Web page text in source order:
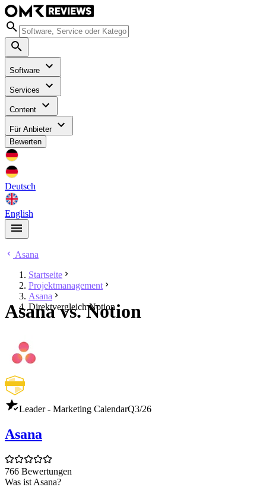
Software
Services
Content
Für Anbieter
Bewerten
Deutsch
English
Asana
Startseite
Projektmanagement
Asana
Direktvergleich Notion
Asana vs. Notion
Leader - Marketing CalendarQ3/26
Asana
766 Bewertungen
Was ist Asana?